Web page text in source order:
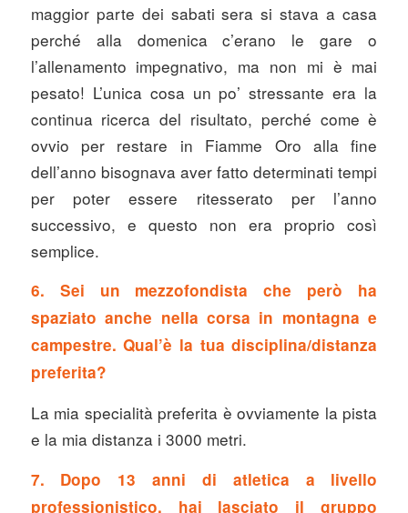
maggior parte dei sabati sera si stava a casa
perché alla domenica c’erano le gare o
l’allenamento impegnativo, ma non mi è mai
pesato! L’unica cosa un po’ stressante era la
continua ricerca del risultato, perché come è
ovvio per restare in Fiamme Oro alla fine
dell’anno bisognava aver fatto determinati tempi
per poter essere ritesserato per l’anno
successivo, e questo non era proprio così
semplice.
6. Sei un mezzofondista che però ha
spaziato anche nella corsa in montagna e
campestre. Qual’è la tua disciplina/distanza
preferita?
La mia specialità preferita è ovviamente la pista
e la mia distanza i 3000 metri.
7. Dopo 13 anni di atletica a livello
professionistico, hai lasciato il gruppo